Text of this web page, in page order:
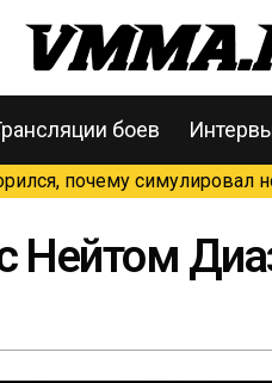
боев
почему симулировал
Нейтом